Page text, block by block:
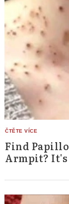
Find
Armpit? It's